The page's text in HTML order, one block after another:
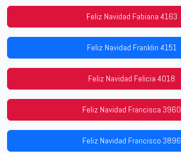
Feliz Navidad Fabiana 4163
Feliz Navidad Franklin 4151
Feliz Navidad Felicia 4018
Feliz Navidad Francisca 3960
Feliz Navidad Francisco 3896